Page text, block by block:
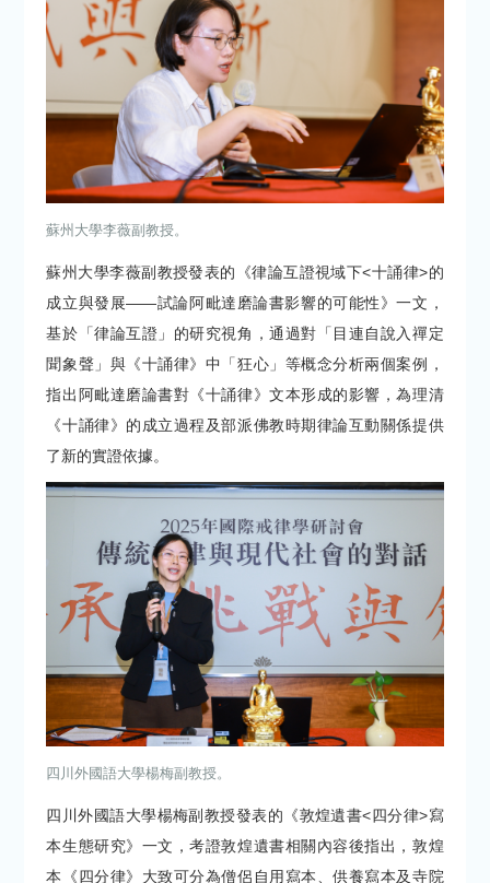
蘇州大學李薇副教授。
蘇州大學李薇副教授發表的《律論互證視域下<十誦律>的
成立與發展——試論阿毗達磨論書影響的可能性》一文，
基於「律論互證」的研究視角，通過對「目連自說入禪定
聞象聲」與《十誦律》中「狂心」等概念分析兩個案例，
指出阿毗達磨論書對《十誦律》文本形成的影響，為理清
《十誦律》的成立過程及部派佛教時期律論互動關係提供
了新的實證依據。
四川外國語大學楊梅副教授。
四川外國語大學楊梅副教授發表的《敦煌遺書<四分律>寫
本生態研究》一文，考證敦煌遺書相關內容後指出，敦煌
本《四分律》大致可分為僧侶自用寫本、供養寫本及寺院